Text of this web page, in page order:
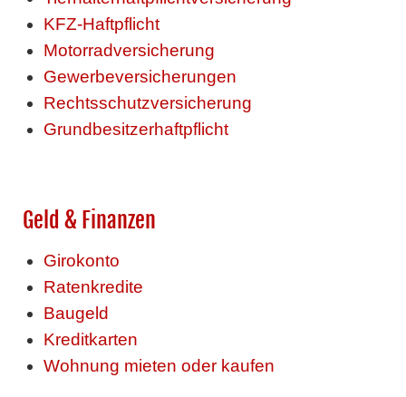
KFZ-Haftpflicht
Motorradversicherung
Gewerbeversicherungen
Rechtsschutzversicherung
Grundbesitzerhaftpflicht
Geld & Finanzen
Girokonto
Ratenkredite
Baugeld
Kreditkarten
Wohnung mieten oder kaufen